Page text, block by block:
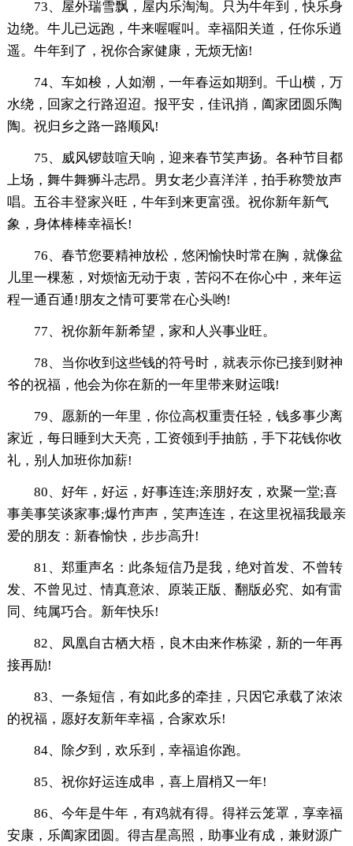
73、屋外瑞雪飘，屋内乐淘淘。只为牛年到，快乐身
边绕。牛儿已远跑，牛来喔喔叫。幸福阳关道，任你乐逍
遥。牛年到了，祝你合家健康，无烦无恼!
74、车如梭，人如潮，一年春运如期到。千山横，万
水绕，回家之行路迢迢。报平安，佳讯捎，阖家团圆乐陶
陶。祝归乡之路一路顺风!
75、威风锣鼓喧天响，迎来春节笑声扬。各种节目都
上场，舞牛舞狮斗志昂。男女老少喜洋洋，拍手称赞放声
唱。五谷丰登家兴旺，牛年到来更富强。祝你新年新气
象，身体棒棒幸福长!
76、春节您要精神放松，悠闲愉快时常在胸，就像盆
儿里一棵葱，对烦恼无动于衷，苦闷不在你心中，来年运
程一通百通!朋友之情可要常在心头哟!
77、祝你新年新希望，家和人兴事业旺。
78、当你收到这些钱的符号时，就表示你已接到财神
爷的祝福，他会为你在新的一年里带来财运哦!
79、愿新的一年里，你位高权重责任轻，钱多事少离
家近，每日睡到大天亮，工资领到手抽筋，手下花钱你收
礼，别人加班你加薪!
80、好年，好运，好事连连;亲朋好友，欢聚一堂;喜
事美事笑谈家事;爆竹声声，笑声连连，在这里祝福我最亲
爱的朋友：新春愉快，步步高升!
81、郑重声名：此条短信乃是我，绝对首发、不曾转
发、不曾见过、情真意浓、原装正版、翻版必究、如有雷
同、纯属巧合。新年快乐!
82、凤凰自古栖大梧，良木由来作栋梁，新的一年再
接再励!
83、一条短信，有如此多的牵挂，只因它承载了浓浓
的祝福，愿好友新年幸福，合家欢乐!
84、除夕到，欢乐到，幸福追你跑。
85、祝你好运连成串，喜上眉梢又一年!
86、今年是牛年，有鸡就有得。得祥云笼罩，享幸福
安康，乐阖家团圆。得吉星高照，助事业有成，兼财源广